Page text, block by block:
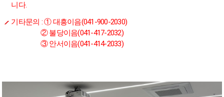
니다.
기타문의 : ① 대흥이음(041-900-2030)
② 불당이음(041-417-2032)
③ 안서이음(041-414-2033)